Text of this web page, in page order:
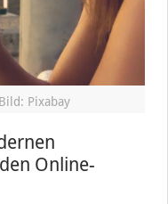
Pixabay
Online-